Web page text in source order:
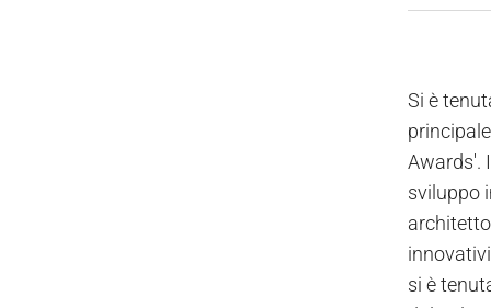
Si è
Awards'.
sviluppo
si è